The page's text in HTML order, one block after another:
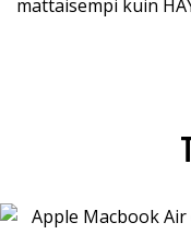
mattaisempi kuin